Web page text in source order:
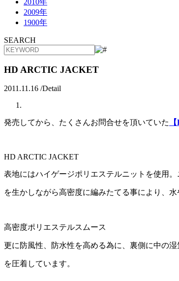
2009年
1900年
SEARCH
HD ARCTIC JACKET
2011.11.16 /Detail
発売してから、たくさんお問合せを頂いていた
HD ARCTIC JACKET
表地にはハイゲージポリエステルニットを使用
を生かしながら高密度に編みたてる事により、水
高密度ポリエステルスムース
更に防風性、防水性を高める為に、裏側に中の
を圧着しています。